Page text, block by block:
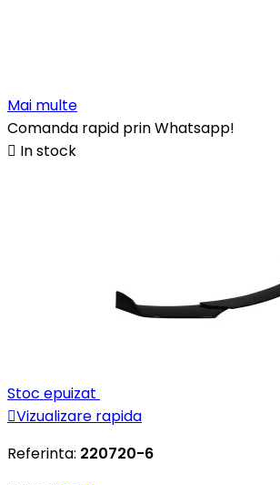
Mai multe
Comanda rapid prin Whatsapp!
 In stock
Stoc epuizat
Vizualizare rapida
Referinta: 220720-6